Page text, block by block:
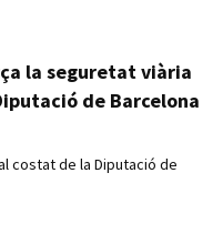
la seguretat viària
de Barcelona
costat de la Diputació de